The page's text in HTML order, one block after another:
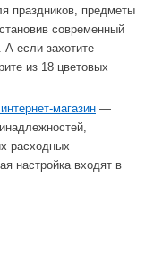
праздников, предметы
современный
если захотите
из 18 цветовых
магазин —
расходных
настройка входят в